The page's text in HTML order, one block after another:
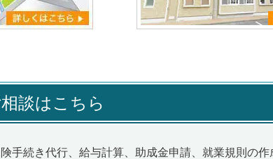
談はこちら
手続き代行、給与計算、助成金申請、就業規則の